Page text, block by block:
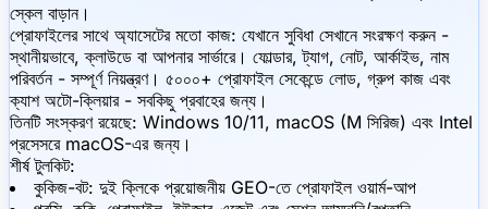
স্কেল বাড়ান।
প্রোফাইলের সাথে অ্যাসেটের মতো কাজ: যেখানে সুবিধা সেখানে সংরক্ষণ করুন -
স্থানীয়ভাবে, ক্লাউডে বা আপনার সার্ভারে। ফোল্ডার, ট্যাগ, নোট, আর্কাইভ, নাম
পরিবর্তন - সম্পূর্ণ নিয়ন্ত্রণ। ৫০০০+ প্রোফাইল সেকেন্ডে লোড, গ্রুপ কাজ এবং
ক্যাশ অটো-ক্লিয়ার - সবকিছু প্রবাহের জন্য।
তিনটি সংস্করণ রয়েছে: Windows 10/11, macOS (M সিরিজ) এবং Intel
প্রসেসরে macOS-এর জন্য।
শীর্ষ টুলকিট:
কুকিজ-বট: দুই ক্লিকে প্রয়োজনীয় GEO-তে প্রোফাইল ওয়ার্ম-আপ